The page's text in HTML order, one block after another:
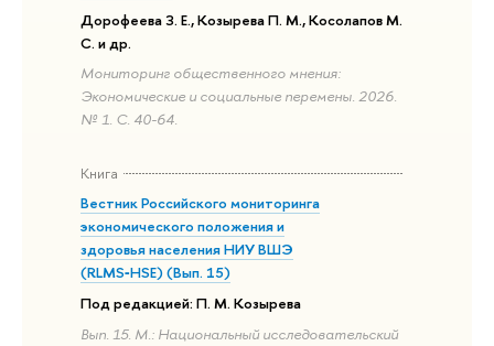
Дорофеева З. Е., Козырева П. М., Косолапов М.
С. и др.
Мониторинг общественного мнения:
Экономические и социальные перемены. 2026.
№ 1. С. 40-64.
Книга
Вестник Российского мониторинга
экономического положения и
здоровья населения НИУ ВШЭ
(RLMS‑HSE) (Вып. 15)
Под редакцией: П. М. Козырева
Вып. 15. М.: Национальный исследовательский